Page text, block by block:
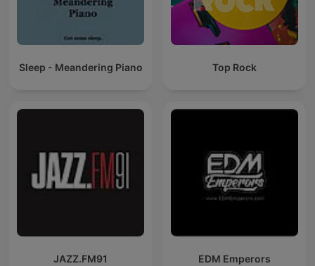
Sleep - Meandering Piano Top Rock
JAZZ.FM91 EDM Emperors